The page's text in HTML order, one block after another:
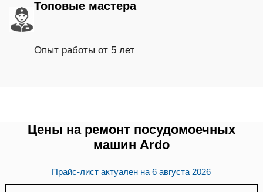
Топовые мастера
Опыт работы от 5 лет
Цены на ремонт посудомоечных
машин Ardo
Прайс-лист актуален на6 августа 2026